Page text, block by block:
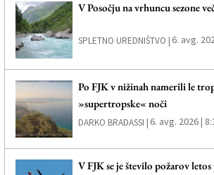
V Posočju na vrhuncu sezone
SPLETNO UREDNIŠTVO | 6. avg.
Po FJK v nižinah namerili le
»supertropske« noči
DARKO BRADASSI | 6. avg. 2026 |
V FJK se je število požarov letos